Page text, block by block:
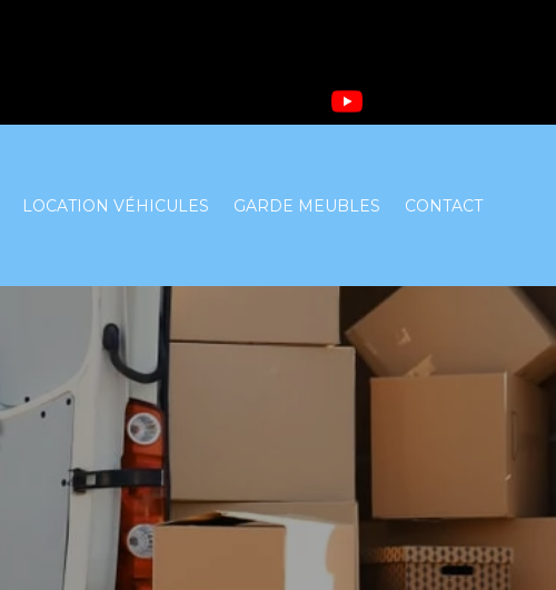
LOCATION VÉHICULES GARDE MEUBLES CONTACT